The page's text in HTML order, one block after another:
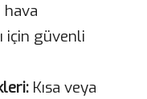
hava
için güvenli
Kısa veya